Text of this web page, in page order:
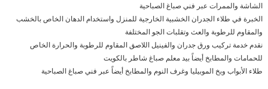
الشاشة والممرات عبر فني صباغ الصباحية
الخبرة في طلاء الجدران الخشبية الخارجية للمنزل واستخدام الدهان الخاص بالخشب
والمقاوم للرطوبة والعث وتقلبات الجو المختلفة
نقدم خدمة تركيب ورق جدران والفينيل اللاصق المقاوم للرطوبة والحرارة الخاص
للحمامات والمطابخ أيضاً بيد معلم صباغ شاطر بالكويت
طلاء الأبواب وبخ الموبيليا وغرف النوم والمطابخ أيضاً عبر فني صباغ الصباحية